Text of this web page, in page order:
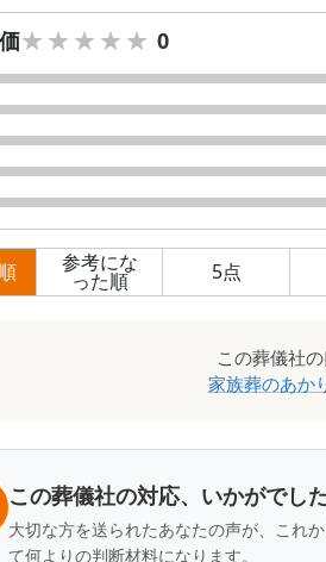
★★★★★
★★★★★ 0
参考にな
った順 5点
この葬儀社
家族葬のあか
この葬儀社の対応、いかがでし
大切な方を送られたあなたの声が、これ
て何よりの判断材料になります。